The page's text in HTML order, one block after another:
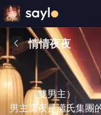
情情夜夜
（雙男主）
男主瀟夜是瀟氏集團